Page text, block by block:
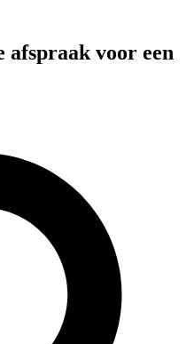
afspraak voor een